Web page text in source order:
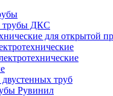
трубы ДКС
для открытой
труб
Рувинил